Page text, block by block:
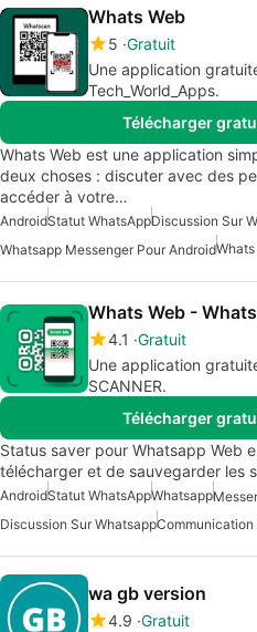
Whats Web
5 Gratuit
Une application
Tech_World_Apps.
Télécharger
Whats Web est une application
deux choses : discuter avec des
accéder à votre…
AndroidStatut WhatsAppDiscussion Sur
Whatsapp Messenger Pour Android
Whats Web -
4.1 Gratuit
Une application
SCANNER.
Télécharger
Status saver pour Whatsapp Web
télécharger et de sauvegarder les
AndroidStatut WhatsAppWhatsapp
Discussion Sur WhatsappCommunication
wa gb version
4.9 Gratuit